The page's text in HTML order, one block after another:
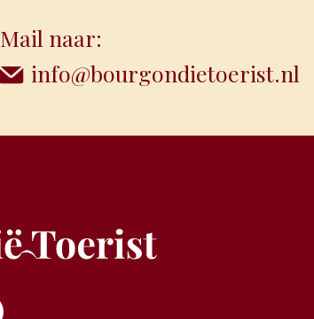
Mail naar:
info@bourgondietoerist.nl